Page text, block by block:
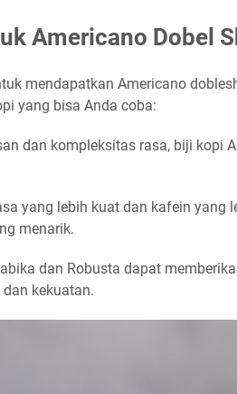
Americano Dobel
mendapatkan Americano
yang bisa Anda coba:
dan kompleksitas rasa, biji kopi
yang lebih kuat dan kafein yang
menarik.
dan Robusta dapat
kekuatan.